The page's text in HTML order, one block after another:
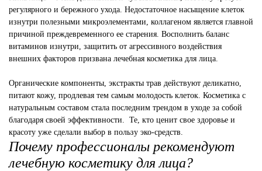
регулярного и бережного ухода. Недостаточное насыщение клеток
изнутри полезными микроэлементами, коллагеном является главной
причиной преждевременного ее старения. Восполнить баланс
витаминов изнутри, защитить от агрессивного воздействия
внешних факторов призвана лечебная косметика для лица.
Органические компоненты, экстракты трав действуют деликатно,
питают кожу, продлевая тем самым молодость клеток. Косметика с
натуральным составом стала последним трендом в уходе за собой
благодаря своей эффективности. Те, кто ценит свое здоровье и
красоту уже сделали выбор в пользу эко-средств.
Почему профессионалы рекомендуют
лечебную косметику для лица?